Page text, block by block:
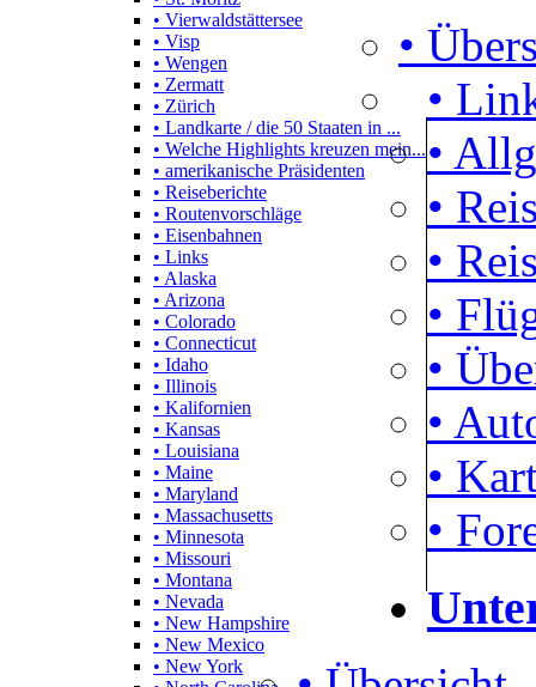
• Vierwaldstättersee
• Visp
• Wengen
• Zermatt
• Zürich
• Landkarte / die 50 Staaten in ...
• Welche Highlights kreuzen mein...
• amerikanische Präsidenten
• Reiseberichte
• Routenvorschläge
• Eisenbahnen
• Links
• Alaska
• Arizona
• Colorado
• Connecticut
• Idaho
• Illinois
• Kalifornien
• Kansas
• Louisiana
• Maine
• Maryland
• Massachusetts
• Minnesota
• Missouri
• Montana
• Nevada
• New Hampshire
• New Mexico
• New York
•
•
•
•
•
•
•
•
•
•